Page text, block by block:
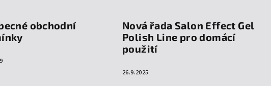
obchodní
Nová řada Salon Effect Gel
Polish Line pro domácí
použití
26.9.2025